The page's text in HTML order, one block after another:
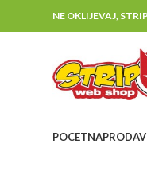
NE OKLIJEVAJ,
POCETNA